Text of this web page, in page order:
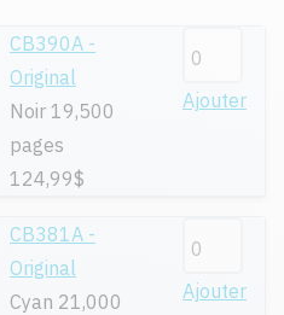
CB390A -
Original
Noir 19,500
pages
124,99$
Ajouter
CB381A -
Original
Cyan 21,000
Ajouter